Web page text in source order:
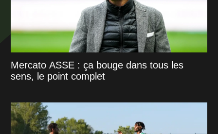
Mercato ASSE : ça bouge dans tous les
sens, le point complet